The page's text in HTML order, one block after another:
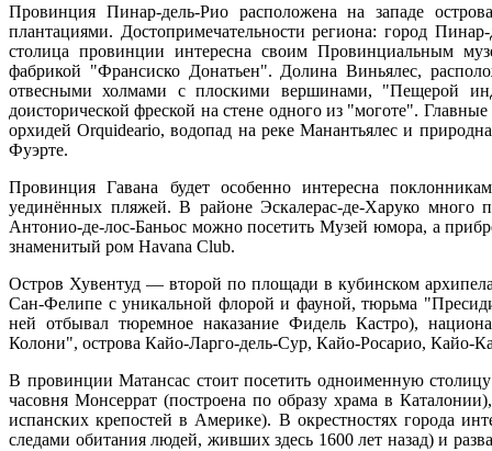
Провинция Пинар-дель-Рио расположена на западе
плантациями. Достопримечательности региона: город
столица провинции интересна своим Провинциальным
фабрикой "Франсиско Донатьен". Долина Виньялес,
отвесными холмами с плоскими вершинами, "Пещерой
доисторической фреской на стене одного из "моготе".
орхидей Orquideario, водопад на реке Манантьялес и
Фуэрте.
Провинция Гавана будет особенно интересна
уединённых пляжей. В районе Эскалерас-де-Харуко
Антонио-де-лос-Баньос можно посетить Музей юмора, а
знаменитый ром Havana Club.
Остров Хувентуд — второй по площади в кубинском
Сан-Фелипе с уникальной флорой и фауной, тюрьма
ней отбывал тюремное наказание Фидель Кастро),
Колони", острова Кайо-Ларго-дель-Сур, Кайо-Росарио, Кайо-
В провинции Матансас стоит посетить одноименную
часовня Монсеррат (построена по образу храма в
испанских крепостей в Америке). В окрестностях города
следами обитания людей, живших здесь 1600 лет назад) и